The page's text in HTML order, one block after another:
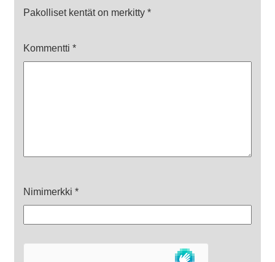
Pakolliset kentät on merkitty *
Kommentti *
Nimimerkki *